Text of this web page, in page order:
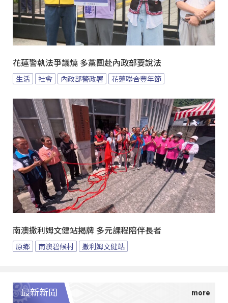
花蓮警執法爭議燒 多黨團赴內政部要說法
生活 社會 內政部警政署 花蓮聯合豐年節
南澳撒利姆文健站揭牌 多元課程陪伴長者
原鄉 南澳碧候村 撒利姆文健站
最新新聞